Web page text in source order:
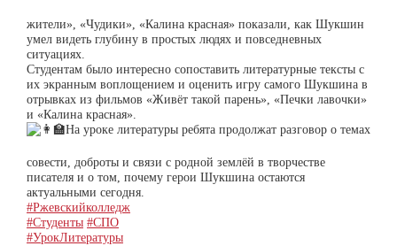
жители», «Чудики», «Калина красная» показали, как Шукшин
умел видеть глубину в простых людях и повседневных
ситуациях.
Студентам было интересно сопоставить литературные тексты с
их экранным воплощением и оценить игру самого Шукшина в
отрывках из фильмов «Живёт такой парень», «Печки лавочки»
и «Калина красная».
На уроке литературы ребята продолжат разговор о темах
совести, доброты и связи с родной землёй в творчестве
писателя и о том, почему герои Шукшина остаются
актуальными сегодня.
#Ржевскийколледж
#Студенты #СПО
#УрокЛитературы